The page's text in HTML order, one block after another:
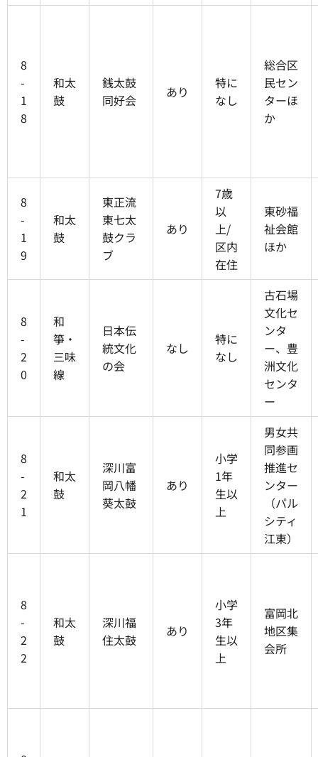
8
-
1
8
和太
鼓
銭太鼓
同好会
あり
特に
なし
総合区
民セン
ターほ
か
8
-
1
9
和太
鼓
東正流
東七太
鼓クラ
ブ
あり
7歳
以
上/
区内
在住
東砂福
祉会館
ほか
8
-
2
0
和
箏・
三味
線
日本伝
統文化
の会
なし
特に
なし
古石場
文化セ
ンタ
ー、豊
洲文化
センタ
ー
8
-
2
1
和太
鼓
深川富
岡八幡
葵太鼓
あり
小学
1年
生以
上
男女共
同参画
推進セ
ンター
（パル
シティ
江東）
8
-
2
2
和太
鼓
深川福
住太鼓
あり
小学
3年
生以
上
富岡北
地区集
会所